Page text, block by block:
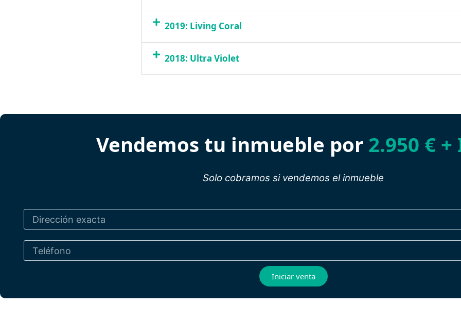
2019: Living Coral
2018: Ultra Violet
Vendemos tu inmueble por 2.950 € +
Solo cobramos si vendemos el inmueble
Iniciar venta